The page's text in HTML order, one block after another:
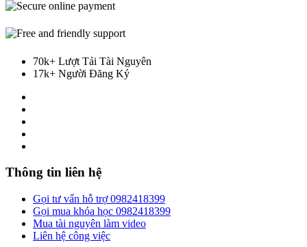
70k+ Lượt Tải Tài Nguyên
17k+ Người Đăng Ký
Thông tin liên hệ
Gọi tư vấn hỗ trợ 0982418399
Gọi mua khóa học 0982418399
Mua tài nguyên làm video
Liên hệ công việc